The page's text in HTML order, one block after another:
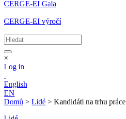
CERGE-EI Gala
CERGE-EI výročí
×
Log in
English
EN
Domů > Lidé > Kandidáti na trhu práce